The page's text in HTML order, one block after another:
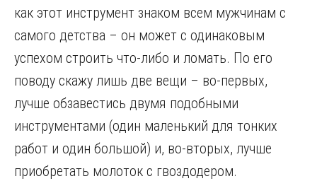
как этот инструмент знаком всем мужчинам с
самого детства – он может с одинаковым
успехом строить что-либо и ломать. По его
поводу скажу лишь две вещи – во-первых,
лучше обзавестись двумя подобными
инструментами (один маленький для тонких
работ и один большой) и, во-вторых, лучше
приобретать молоток с гвоздодером.